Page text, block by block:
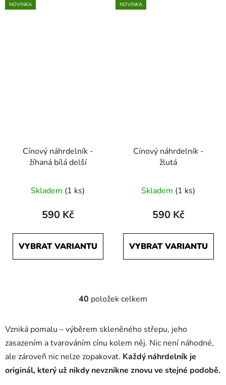
NOVINKA
Cínový náhrdelník -
žíhaná bílá delší
Skladem (1 ks)
590 Kč
VYBRAT VARIANTU
NOVINKA
Cínový náhrdelník -
žlutá
Skladem (1 ks)
590 Kč
VYBRAT VARIANTU
O
l
á
d
a
c
40 položek celkem
Vzniká pomalu – výběrem skleněného střepu, jeho
zasazením a tvarováním cínu kolem něj. Nic není náhodné,
ale zároveň nic nelze zopakovat. Každý náhrdelník je
originál, který už nikdy nevznikne znovu ve stejné podobě.